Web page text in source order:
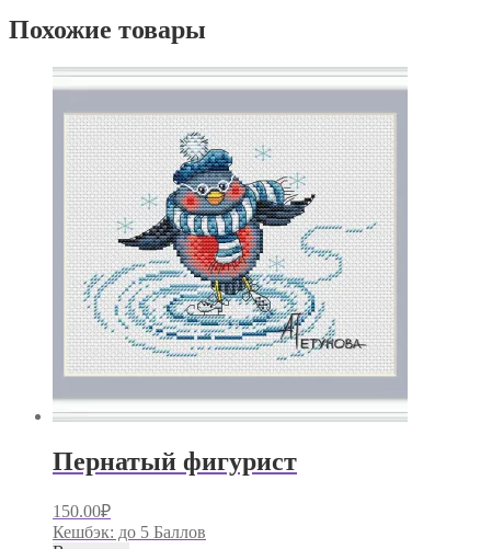
Похожие товары
Пернатый фигурист
150.00₽
Кешбэк: до 5 Баллов